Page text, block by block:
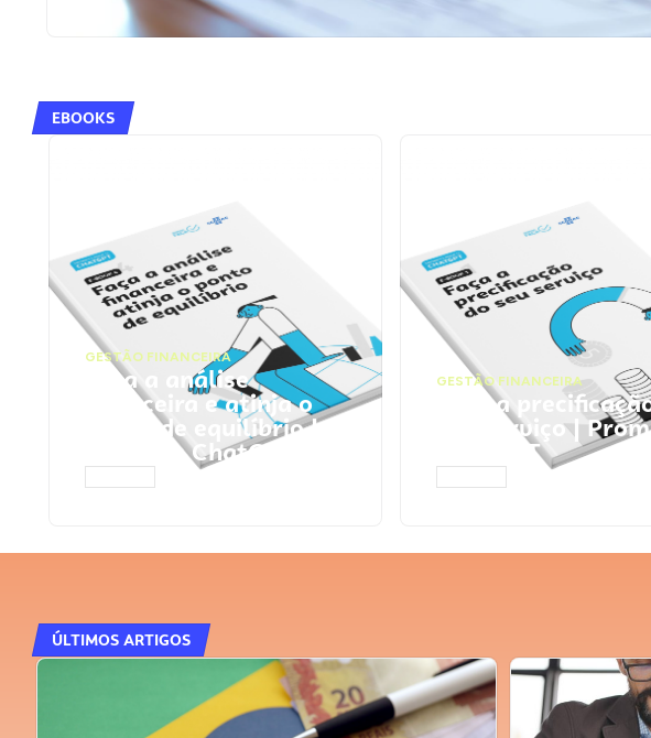
EBOOKS
GESTÃO FINANCEIRA
Faça a análise
financeira e atinja o
ponto de equilíbrio |
Prompts ChatGPT
GESTÃO FINANCEIRA
Faça a
seu serviço |
ChatGPT
ÚLTIMOS ARTIGOS